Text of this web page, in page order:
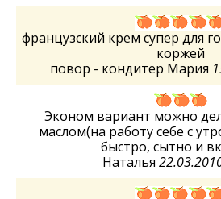
французский крем супер для
коржей
повор - кондитер Мария
Эконом вариант можно
маслом(на работу себе с
быстро, сытно и
Наталья